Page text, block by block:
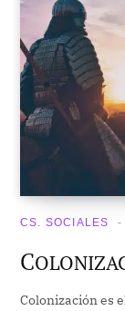
CS. SOCIALES
C
Colonización es